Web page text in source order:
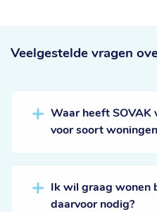
Veelgestelde vragen
Waar heeft SOVAK
voor soort
Ik wil graag wonen
daarvoor nodig?